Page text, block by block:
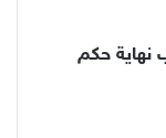
نهاية حكم